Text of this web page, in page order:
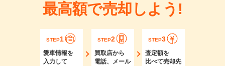
最高額で売却しよう!
STEP1
愛車情報を
入力して
STEP2
買取店から
電話、メール
STEP3
査定額を
比べて売却先